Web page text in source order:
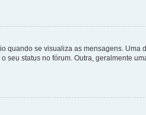
quando se visualiza as mensagens.
status no fórum. Outra, geralmente